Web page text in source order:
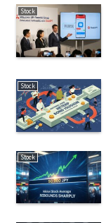
Stock
Stock
Stock